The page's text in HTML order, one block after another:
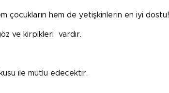
çocukların hem de yetişkinlerin en iyi dostu!
ve kirpikleri vardır.
ile mutlu edecektir.